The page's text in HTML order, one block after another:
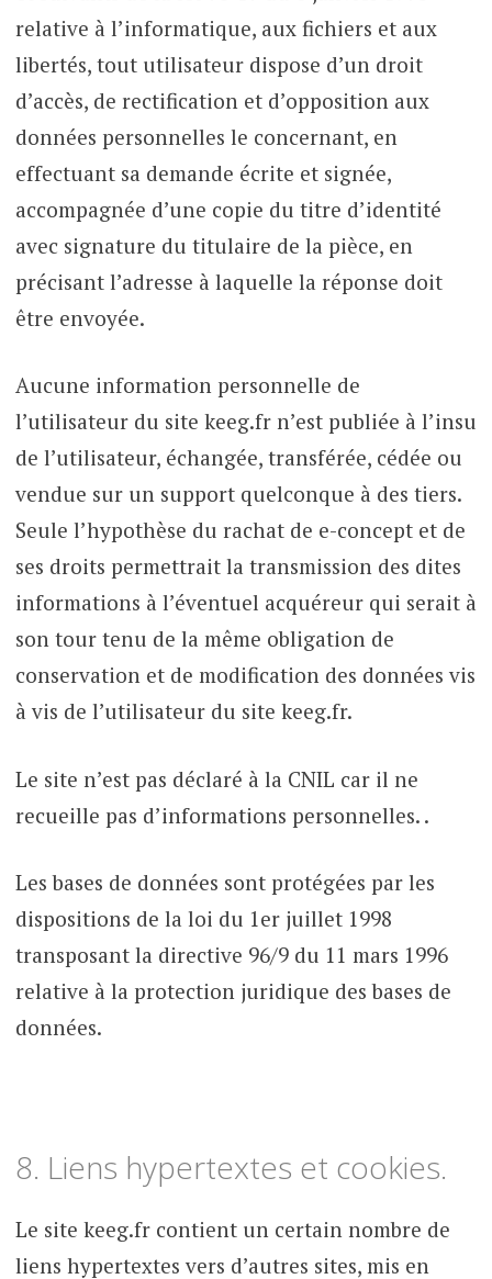
relative à l’informatique, aux fichiers et aux
libertés, tout utilisateur dispose d’un droit
d’accès, de rectification et d’opposition aux
données personnelles le concernant, en
effectuant sa demande écrite et signée,
accompagnée d’une copie du titre d’identité
avec signature du titulaire de la pièce, en
précisant l’adresse à laquelle la réponse doit
être envoyée.
Aucune information personnelle de
l’utilisateur du site keeg.fr n’est publiée à l’insu
de l’utilisateur, échangée, transférée, cédée ou
vendue sur un support quelconque à des tiers.
Seule l’hypothèse du rachat de e-concept et de
ses droits permettrait la transmission des dites
informations à l’éventuel acquéreur qui serait à
son tour tenu de la même obligation de
conservation et de modification des données vis
à vis de l’utilisateur du site keeg.fr.
Le site n’est pas déclaré à la CNIL car il ne
recueille pas d’informations personnelles. .
Les bases de données sont protégées par les
dispositions de la loi du 1er juillet 1998
transposant la directive 96/9 du 11 mars 1996
relative à la protection juridique des bases de
données.
8. Liens hypertextes et cookies.
Le site keeg.fr contient un certain nombre de
liens hypertextes vers d’autres sites, mis en